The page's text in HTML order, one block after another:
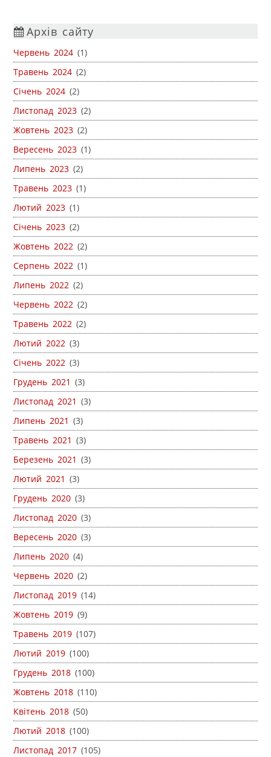
Архів сайту
Червень 2024 (1)
Травень 2024 (2)
Січень 2024 (2)
Листопад 2023 (2)
Жовтень 2023 (2)
Вересень 2023 (1)
Липень 2023 (2)
Травень 2023 (1)
Лютий 2023 (1)
Січень 2023 (2)
Жовтень 2022 (2)
Серпень 2022 (1)
Липень 2022 (2)
Червень 2022 (2)
Травень 2022 (2)
Лютий 2022 (3)
Січень 2022 (3)
Грудень 2021 (3)
Листопад 2021 (3)
Липень 2021 (3)
Травень 2021 (3)
Березень 2021 (3)
Лютий 2021 (3)
Грудень 2020 (3)
Листопад 2020 (3)
Вересень 2020 (3)
Липень 2020 (4)
Червень 2020 (2)
Листопад 2019 (14)
Жовтень 2019 (9)
Травень 2019 (107)
Лютий 2019 (100)
Грудень 2018 (100)
Жовтень 2018 (110)
Квітень 2018 (50)
Лютий 2018 (100)
Листопад 2017 (105)